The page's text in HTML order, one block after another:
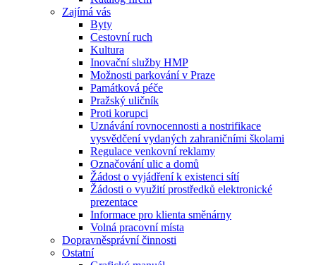
Zajímá vás
Byty
Cestovní ruch
Kultura
Inovační služby HMP
Možnosti parkování v Praze
Památková péče
Pražský uličník
Proti korupci
Uznávání rovnocennosti a nostrifikace
vysvědčení vydaných zahraničními školami
Regulace venkovní reklamy
Označování ulic a domů
Žádost o vyjádření k existenci sítí
Žádosti o využití prostředků elektronické
prezentace
Informace pro klienta směnárny
Volná pracovní místa
Dopravněsprávní činnosti
Ostatní